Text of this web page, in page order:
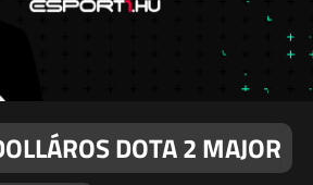
DOTA 2 MAJOR